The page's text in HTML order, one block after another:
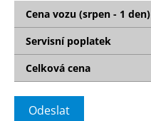
Cena vozu (srpen - 1 den)
Servisní poplatek
Celková cena